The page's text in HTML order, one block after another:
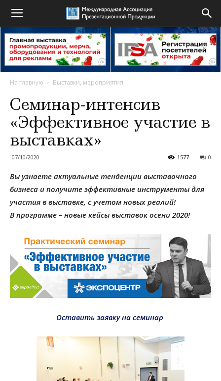
На главную Выставки, мероприятия
Семинар-интенсив
«Эффективное участие в
выставках»
07/10/2020 0
1577
Вы узнаете актуальные тенденции выставочного
бизнеса и получите эффективные инструменты для
участия в выставке, с учетом новых реалий!
В программе – новые кейсы выставок осени 2020!
Оставить заявку на семинар